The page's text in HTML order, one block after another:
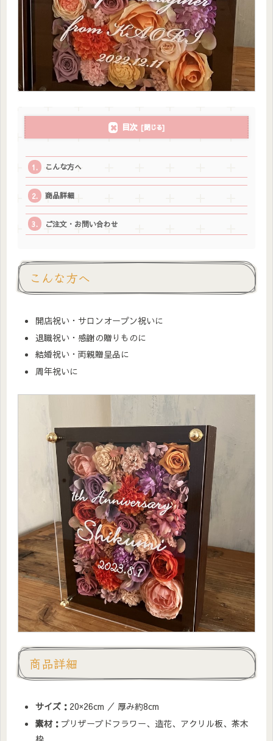
目次
こんな方へ
商品詳細
ご注文・お問い合わせ
こんな方へ
開店祝い・サロンオープン祝いに
退職祝い・感謝の贈りものに
結婚祝い・両親贈呈品に
周年祝いに
商品詳細
サイズ： 20×26cm ／ 厚み約8cm
素材： プリザーブドフラワー、造花、アクリル板、茶木
枠